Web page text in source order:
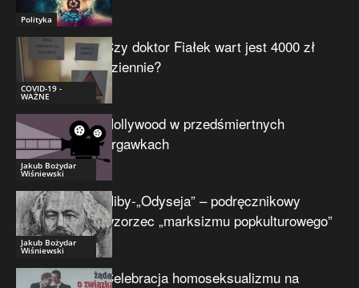
Polityka
COVID-19 -
WAŻNE
Czy doktor Fiałek wart jest 4000 zł
dziennie?
Jakub Bożydar
Wiśniewski
Hollywood w przedśmiertnych
drgawkach
Jakub Bożydar
Wiśniewski
Niby-„Odyseja” – podręcznikowy
wzorzec „marksizmu popkulturowego”
Celebracja homoseksualizmu na